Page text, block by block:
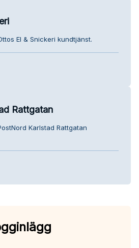
El & Snickeri kundtjänst.
Rattgatan
Karlstad Rattgatan